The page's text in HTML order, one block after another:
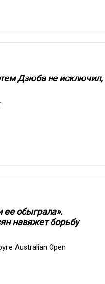
Дзюба не исключил,
ее обыграла».
навяжет борьбу
Australian Open